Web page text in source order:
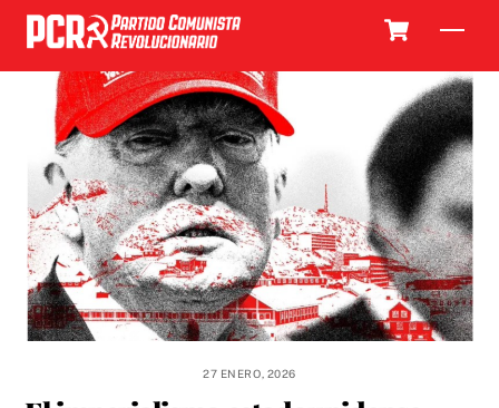
Skip
content
27 ENERO, 2026